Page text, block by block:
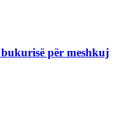
për meshkuj